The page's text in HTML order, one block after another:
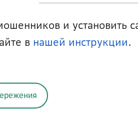
и установить
в нашей инструкции.